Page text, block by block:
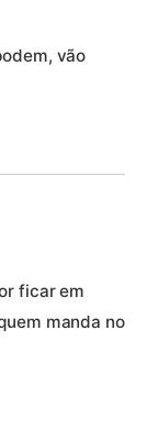
vão
ficar em
manda no